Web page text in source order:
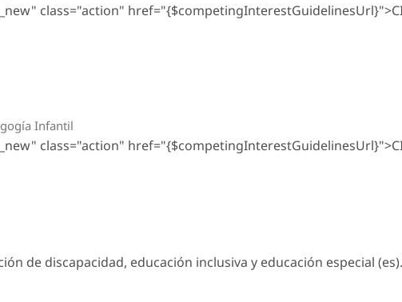
class="action"
Infantil
class="action"
de discapacidad, educación inclusiva y educación especial (es).